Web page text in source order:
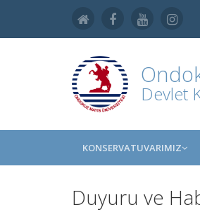
Devlet
KONSERVATUVARIMIZ
Duyuru ve